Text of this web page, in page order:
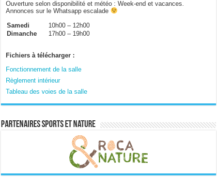
Ouverture selon disponibilité et météo : Week-end et vacances.
Annonces sur le Whatsapp escalade
Samedi
10h00 – 12h00
Dimanche
17h00 – 19h00
Fichiers à télécharger :
Fonctionnement de la salle
Règlement intérieur
Tableau des voies de la salle
Partenaires sports et nature